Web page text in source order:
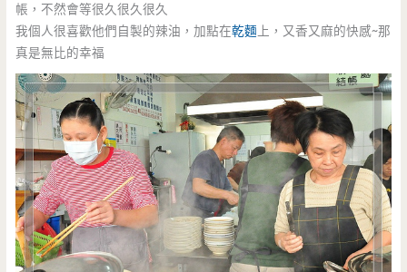
帳，不然會等很久很久很久
我個人很喜歡他們自製的辣油，加點在乾麵上，又香又麻的快感~那
真是無比的幸福